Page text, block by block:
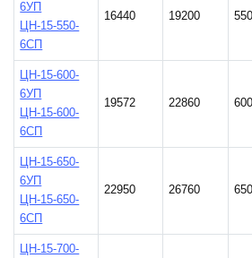
6УП
ЦН-15-550-
6СП
16440 19200 550
ЦН-15-600-
6УП
ЦН-15-600-
6СП
19572 22860 600
ЦН-15-650-
6УП
ЦН-15-650-
6СП
22950 26760 650
ЦН-15-700-